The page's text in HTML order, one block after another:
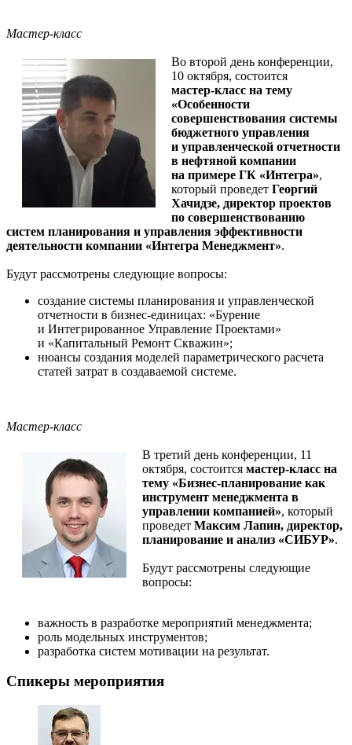
Мастер-класс
Во второй день конференции,
10 октября, состоится
мастер-класс на тему
«Особенности
совершенствования системы
бюджетного управления
и управленческой отчетности
в нефтяной компании
на примере ГК «Интегра»,
который проведет Георгий
Хачидзе, директор проектов
по совершенствованию
систем планирования и управления эффективности
деятельности компании «Интегра Менеджмент».
Будут рассмотрены следующие вопросы:
создание системы планирования и управленческой
отчетности в бизнес-единицах: «Бурение
и Интегрированное Управление Проектами»
и «Капитальный Ремонт Скважин»;
нюансы создания моделей параметрического расчета
статей затрат в создаваемой системе.
Мастер-класс
В третий день конференции, 11
октября, состоится мастер-класс на
тему «Бизнес-планирование как
инструмент менеджмента в
управлении компанией», который
проведет Максим Лапин, директор,
планирование и анализ «СИБУР».
Будут рассмотрены следующие
вопросы:
важность в разработке мероприятий менеджмента;
роль модельных инструментов;
разработка систем мотивации на результат.
Спикеры мероприятия